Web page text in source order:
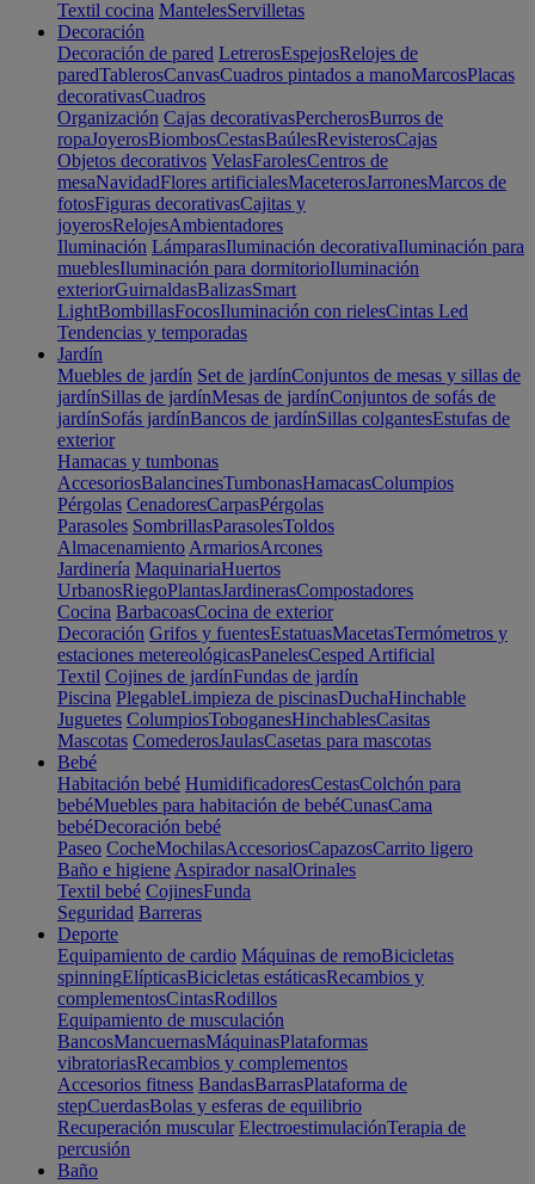
Textil cocina MantelesServilletas
Decoración
Decoración de pared LetrerosEspejosRelojes de
paredTablerosCanvasCuadros pintados a manoMarcosPlacas
decorativasCuadros
Organización Cajas decorativasPercherosBurros de
ropaJoyerosBiombosCestasBaúlesRevisterosCajas
Objetos decorativos VelasFarolesCentros de
mesaNavidadFlores artificialesMaceterosJarronesMarcos de
fotosFiguras decorativasCajitas y
joyerosRelojesAmbientadores
Iluminación LámparasIluminación decorativaIluminación para
mueblesIluminación para dormitorioIluminación
exteriorGuirnaldasBalizasSmart
LightBombillasFocosIluminación con rielesCintas Led
Tendencias y temporadas
Jardín
Muebles de jardín Set de jardínConjuntos de mesas y sillas de
jardínSillas de jardínMesas de jardínConjuntos de sofás de
jardínSofás jardínBancos de jardínSillas colgantesEstufas de
exterior
Hamacas y tumbonas
AccesoriosBalancinesTumbonasHamacasColumpios
Pérgolas CenadoresCarpasPérgolas
Parasoles SombrillasParasolesToldos
Almacenamiento ArmariosArcones
Jardinería MaquinariaHuertos
UrbanosRiegoPlantasJardinerasCompostadores
Cocina BarbacoasCocina de exterior
Decoración Grifos y fuentesEstatuasMacetasTermómetros y
estaciones metereológicasPanelesCesped Artificial
Textil Cojines de jardínFundas de jardín
Piscina PlegableLimpieza de piscinasDuchaHinchable
Juguetes ColumpiosToboganesHinchablesCasitas
Mascotas ComederosJaulasCasetas para mascotas
Bebé
Habitación bebé HumidificadoresCestasColchón para
bebéMuebles para habitación de bebéCunasCama
bebéDecoración bebé
Paseo CocheMochilasAccesoriosCapazosCarrito ligero
Baño e higiene Aspirador nasalOrinales
Textil bebé CojinesFunda
Seguridad Barreras
Deporte
Equipamiento de cardio Máquinas de remoBicicletas
spinningElípticasBicicletas estáticasRecambios y
complementosCintasRodillos
Equipamiento de musculación
BancosMancuernasMáquinasPlataformas
vibratoriasRecambios y complementos
Accesorios fitness BandasBarrasPlataforma de
stepCuerdasBolas y esferas de equilibrio
Recuperación muscular ElectroestimulaciónTerapia de
percusión
Baño